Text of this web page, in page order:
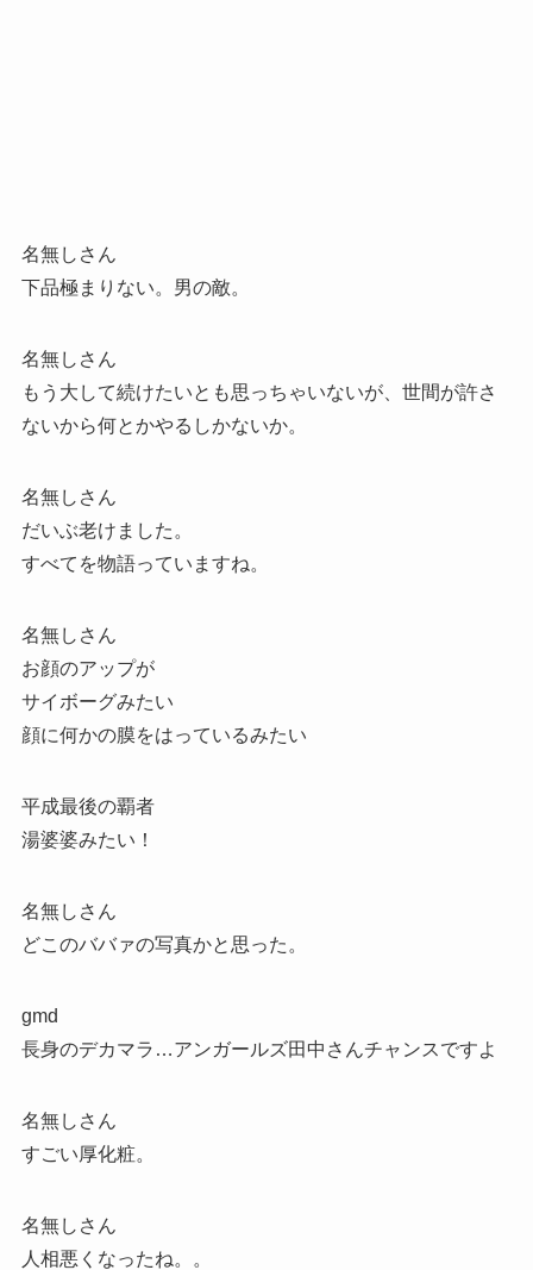
名無しさん
下品極まりない。男の敵。
名無しさん
もう大して続けたいとも思っちゃいないが、世間が許さ
ないから何とかやるしかないか。
名無しさん
だいぶ老けました。
すべてを物語っていますね。
名無しさん
お顔のアップが
サイボーグみたい
顔に何かの膜をはっているみたい
平成最後の覇者
湯婆婆みたい！
名無しさん
どこのババァの写真かと思った。
gmd
長身のデカマラ…アンガールズ田中さんチャンスですよ
名無しさん
すごい厚化粧。
名無しさん
人相悪くなったね。。